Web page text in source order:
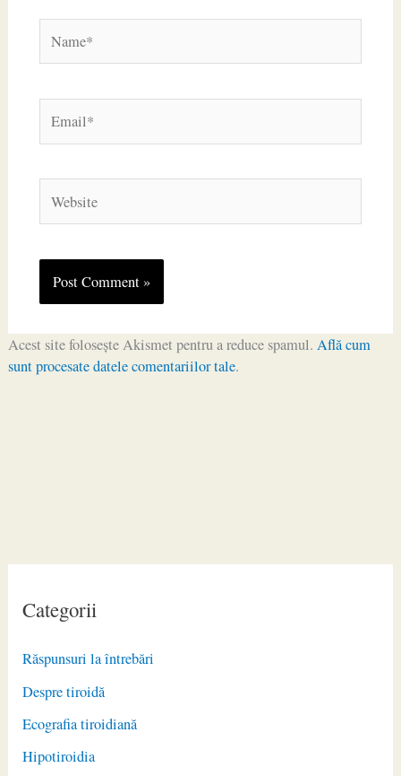
Categorii
Răspunsuri la întrebări
Despre tiroidă
Ecografia tiroidiană
Hipotiroidia
Acest site folosește Akismet pentru a reduce spamul. Află cum
sunt procesate datele comentariilor tale.